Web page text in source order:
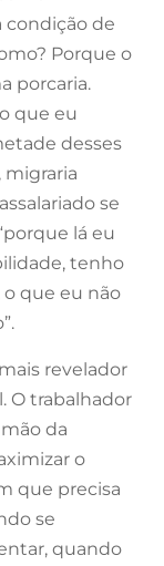
condição de
Porque o
porcaria.
que eu
desses
migraria
se
lá eu
tenho
que eu não
revelador
O trabalhador
da
o
que precisa
se
quando